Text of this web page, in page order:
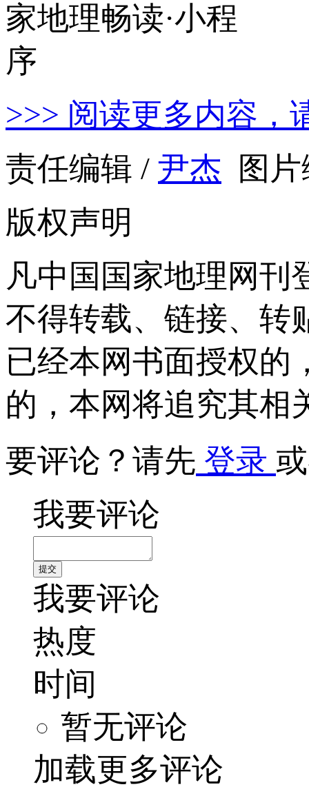
>>> 阅读更多内容，
责任编辑 / 尹杰 图
版权声明
凡中国国家地理网刊
不得转载、链接、转
已经本网书面授权的
的，本网将追究其相
要评论？请先 登录
我要评论
我要评论
热度
时间
暂无评论
加载更多评论